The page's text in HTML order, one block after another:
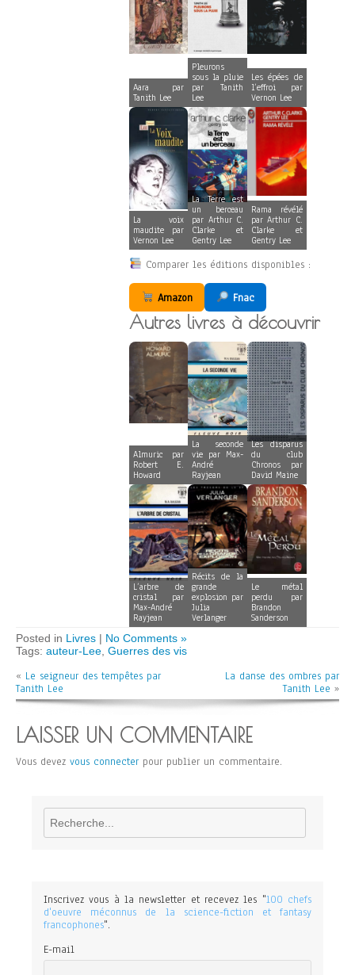
Aara par
Tanith Lee
Pleurons
sous la pluie
par Tanith
Lee
Les épées de
l’effroi par
Vernon Lee
La voix
maudite par
Vernon Lee
La Terre est
un berceau
par Arthur C.
Clarke et
Gentry Lee
Rama révélé
par Arthur C.
Clarke et
Gentry Lee
Comparer les éditions disponibles :
Amazon Fnac
Autres livres à découvrir
Almuric par
Robert E.
Howard
La seconde
vie par Max-
André
Rayjean
Les disparus
du club
Chronos par
David Maine
L’arbre de
cristal par
Max-André
Rayjean
Récits de la
grande
explosion par
Julia
Verlanger
Le métal
perdu par
Brandon
Sanderson
Posted in Livres | No Comments »
Tags: auteur-Lee, Guerres des vis
« Le seigneur des tempêtes par
Tanith Lee
La danse des ombres par
Tanith Lee »
LAISSER UN COMMENTAIRE
Vous devez vous connecter pour publier un commentaire.
Rechercher
Inscrivez vous à la newsletter et recevez les "100 chefs
d'oeuvre méconnus de la science-fiction et fantasy
francophones".
E-mail